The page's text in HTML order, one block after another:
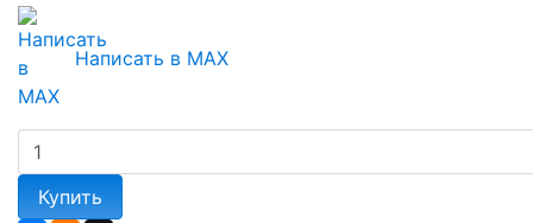
Написать в MAX
Купить